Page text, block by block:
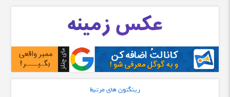
رینگتون های مرتبط